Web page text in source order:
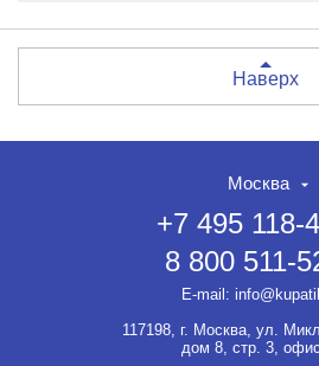
Наверх
Москва
+7 495 118-
8 800 511-
E-mail:
117198, г. Москва, ул.
дом 8, стр. 3,